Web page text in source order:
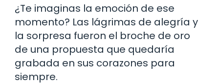
¿Te imaginas la emoción de ese
momento? Las lágrimas de alegría y
la sorpresa fueron el broche de oro
de una propuesta que quedaría
grabada en sus corazones para
siempre.